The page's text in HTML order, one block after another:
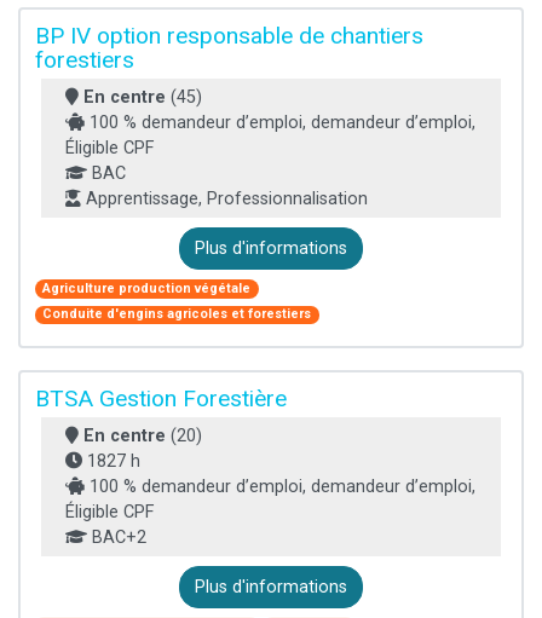
BP IV option responsable de chantiers
forestiers
En centre (45)
100 % demandeur d’emploi, demandeur d’emploi,
Éligible CPF
BAC
Apprentissage, Professionnalisation
Plus d'informations
Agriculture production végétale
Conduite d'engins agricoles et forestiers
BTSA Gestion Forestière
En centre (20)
1827 h
100 % demandeur d’emploi, demandeur d’emploi,
Éligible CPF
BAC+2
Plus d'informations